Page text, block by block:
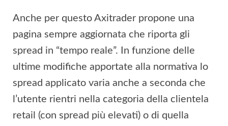
Anche per questo Axitrader propone una
pagina sempre aggiornata che riporta gli
spread in “tempo reale”. In funzione delle
ultime modifiche apportate alla normativa lo
spread applicato varia anche a seconda che
l’utente rientri nella categoria della clientela
retail (con spread più elevati) o di quella